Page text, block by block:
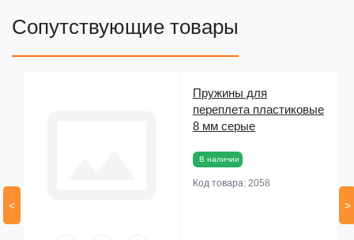
Сопутствующие товары
<
Пружины для
переплета пластиковые
8 мм серые
В наличии
Код товара: 2058
>